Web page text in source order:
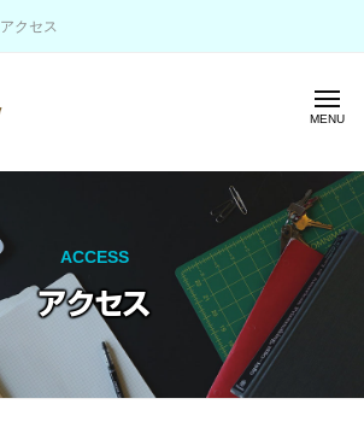
アクセス
メ
ニ
ー
ACCESS
アクセス